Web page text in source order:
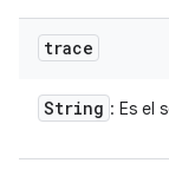
trace
String : Es el